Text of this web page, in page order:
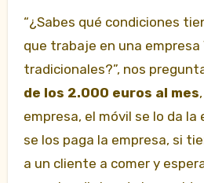
“¿Sabes qué condiciones
que trabaje en una empresa
tradicionales?”, nos
de los 2.000 euros al mes
empresa, el móvil se lo da
se los paga la empresa, si
a un cliente a comer y